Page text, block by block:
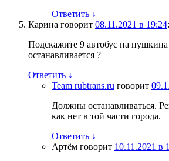
Ответить ↓
Карина говорит 08.11.2021 в 19:24:
Подскажите 9 автобус на пушкина
останавливается ?
Ответить ↓
Team rubtrans.ru говорит
Должны останавливаться.
как нет в той части города.
Ответить ↓
Артём говорит 10.11.2021 в